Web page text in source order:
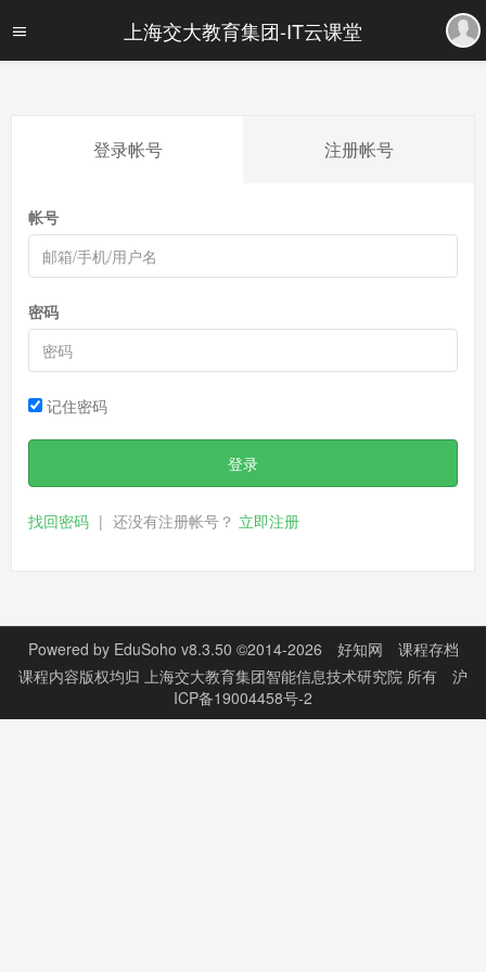
上海交大教育集团-IT云课堂
登录帐号 注册帐号
帐号
密码
记住密码
登录
找回密码 | 还没有注册帐号？ 立即注册
Powered by EduSoho v8.3.50 ©2014-2026 好知网
课程存档
课程内容版权均归 上海交大教育集团智能信息技术研究院 所有
沪
ICP备19004458号-2